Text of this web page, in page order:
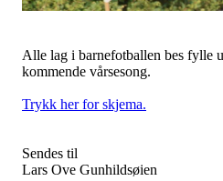
Alle lag i barnefotballen bes fylle
kommende vårsesong.
Trykk her for skjema.
Sendes til
Lars Ove Gunhildsøien